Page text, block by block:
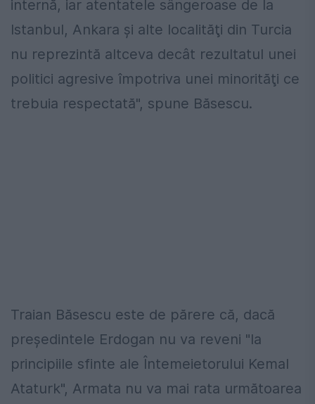
internă, iar atentatele sângeroase de la
Istanbul, Ankara şi alte localităţi din Turcia
nu reprezintă altceva decât rezultatul unei
politici agresive împotriva unei minorităţi ce
trebuia respectată", spune Băsescu.
Traian Băsescu este de părere că, dacă
preşedintele Erdogan nu va reveni "la
principiile sfinte ale Întemeietorului Kemal
Ataturk", Armata nu va mai rata următoarea